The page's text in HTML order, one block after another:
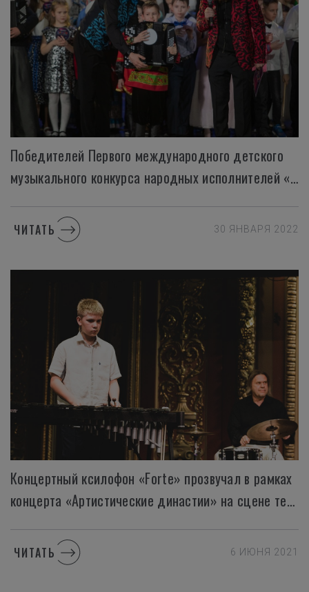
Победителей Первого международного детского
музыкального конкурса народных исполнителей «МиР — Музыка и Развитие» наградили музыкальными инструментами отечественного производства
ЧИТАТЬ 30 ЯНВАРЯ 2022
Концертный ксилофон «Forte» прозвучал в рамках
концерта «Артистические династии» на сцене театра «Школа Современной пьесы»
ЧИТАТЬ 6 ИЮНЯ 2021